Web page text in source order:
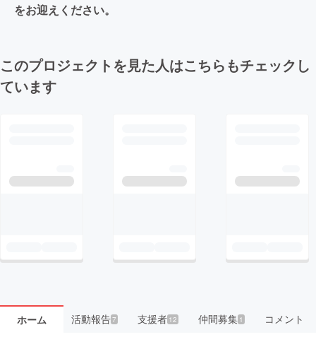
をお迎えください。
このプロジェクトを見た人はこちらもチェックし
ています
ホーム 活動報告7 支援者 12 仲間募集 1 コメント